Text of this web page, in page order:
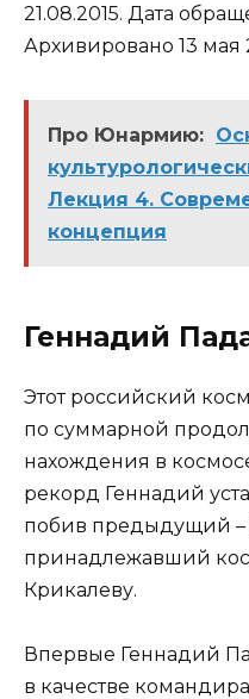
21.08.2015. Дата
Архивировано 13 мая
Про Юнармию:
Лекция 4.
концепция
Геннадий
Этот российский
по суммарной
нахождения в
рекорд Геннадий
побив предыдущий –
принадлежавший
Крикалеву.
Впервые Геннадий
в качестве